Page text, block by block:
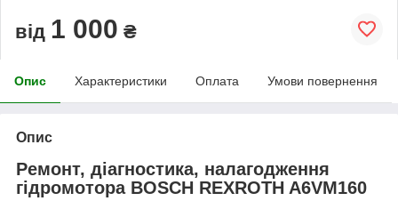
від 1 000 ₴
Опис Характеристики Оплата Умови повернення
Опис
Ремонт, діагностика, налагодження
гідромотора BOSCH REXROTH A6VM160